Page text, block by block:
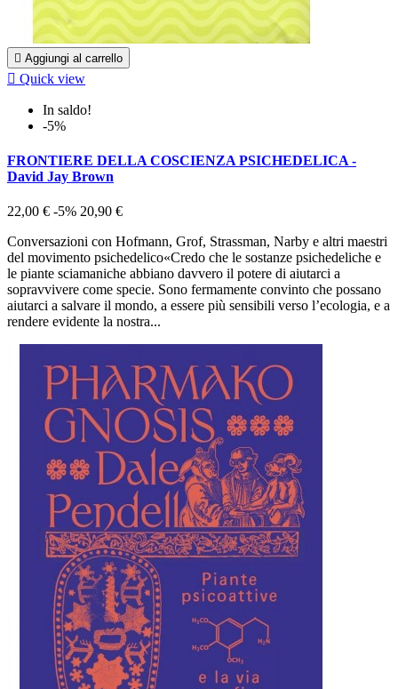
 Aggiungi al carrello
 Quick view
In saldo!
-5%
FRONTIERE DELLA COSCIENZA PSICHEDELICA -
David Jay Brown
22,00 € -5% 20,90 €
Conversazioni con Hofmann, Grof, Strassman, Narby e altri maestri
del movimento psichedelico«Credo che le sostanze psichedeliche e
le piante sciamaniche abbiano davvero il potere di aiutarci a
sopravvivere come specie. Sono fermamente convinto che possano
aiutarci a salvare il mondo, a essere più sensibili verso l’ecologia, e a
rendere evidente la nostra...